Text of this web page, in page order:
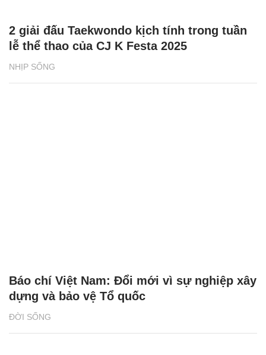
NHỊP SỐNG
2 giải đấu Taekwondo kịch tính trong tuần
lễ thể thao của CJ K Festa 2025
ĐỜI SỐNG
Báo chí Việt Nam: Đổi mới vì sự nghiệp xây
dựng và bảo vệ Tổ quốc